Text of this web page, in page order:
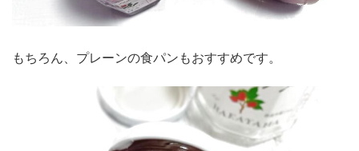
もちろん、プレーンの食パンもおすすめです。